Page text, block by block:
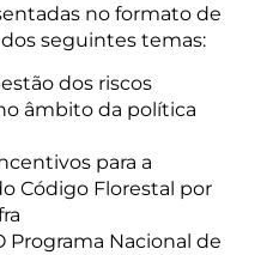
no formato de
seguintes temas:
dos riscos
âmbito da política
para a
Código Florestal por
Programa Nacional de